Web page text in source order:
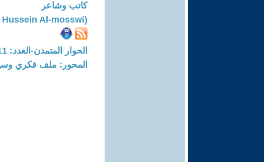
كاتب وشاعر
(Mohammed Hussein Al-mosswi)
الحوار المتمدن-العدد: 7911 - 2024 / 3 / 9 - 23:39
المحور: ملف فكري